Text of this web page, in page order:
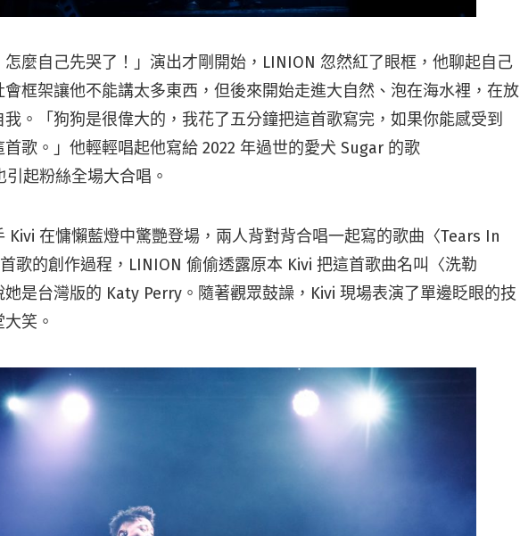
麼自己先哭了！」演出才剛開始，LINION 忽然紅了眼框，他聊起自己
框架讓他不能講太多東西，但後來開始走進大自然、泡在海水裡，在放
。「狗狗是很偉大的，我花了五分鐘把這首歌寫完，如果你能感受到
歌。」他輕輕唱起他寫給 2022 年過世的愛犬 Sugar 的歌
引起粉絲全場大合唱。
Kivi 在慵懶藍燈中驚艷登場，兩人背對背合唱一起寫的歌曲〈Tears In
歌的創作過程，LINION 偷偷透露原本 Kivi 把這首歌曲名叫〈洗勒
是台灣版的 Katy Perry。隨著觀眾鼓譟，Kivi 現場表演了單邊眨眼的技
笑。